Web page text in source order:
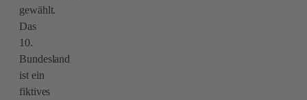
gewählt.
Das
10.
Bundesland
ist ein
fiktives